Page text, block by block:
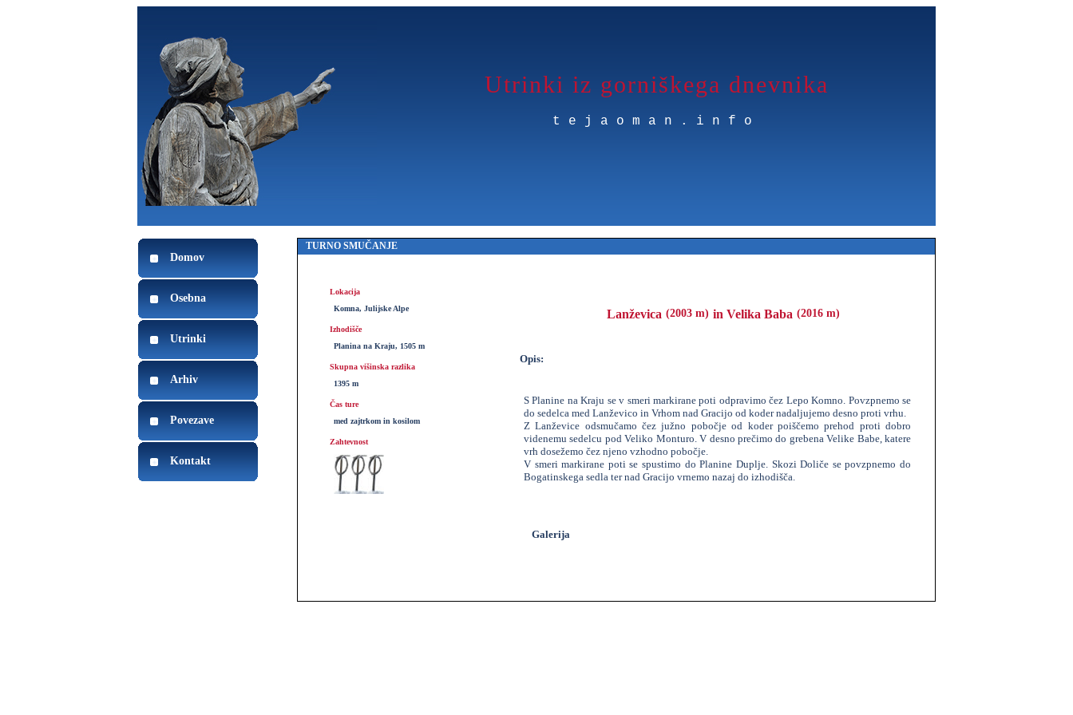
Utrinki iz gorniškega dnevnika
tejaoman.info
Domov
Osebna
Utrinki
Arhiv
Povezave
Kontakt
TURNO SMUČANJE
Lokacija
Komna, Julijske Alpe
Izhodišče
Planina na Kraju, 1505 m
Skupna višinska razlika
1395 m
Čas ture
med zajtrkom in kosilom
Zahtevnost
Lanževica (2003 m) in Velika Baba (2016 m)
Opis:
S Planine na Kraju se v smeri markirane poti odpravimo čez Lepo Komno. Povzpnemo se
do sedelca med Lanževico in Vrhom nad Gracijo od koder nadaljujemo desno proti vrhu.
Z Lanževice odsmučamo čez južno pobočje od koder poiščemo prehod proti dobro
videnemu sedelcu pod Veliko Monturo. V desno prečimo do grebena Velike Babe, katere
vrh dosežemo čez njeno vzhodno pobočje.
V smeri markirane poti se spustimo do Planine Duplje. Skozi Doliče se povzpnemo do
Bogatinskega sedla ter nad Gracijo vrnemo nazaj do izhodišča.
Galerija